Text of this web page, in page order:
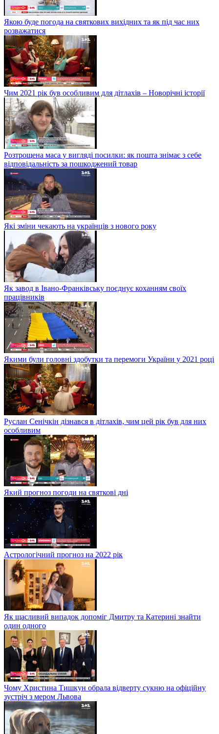
Якою буде погода на святкових вихідних та як під час них
розважатися
Чим 2021 рік був особливим для дітлахів – Новорічні історії
Розтрощена маса у вигляді посилки: як пошта знімає з себе
відповідальність за пошкоджений товар
Які зміни чекають на українців з нового року
Як завод в Івано-Франківську поєднує коханням своїх
працівників
Якими були головні здобутки та перемоги України у 2021 році
Руслан Сенічкін дізнався в дітлахів, чим цей рік був для них
особливим
Який прогноз погоди на святкові дні
Астрологічний прогноз на 2022 рік
Як щасливий випадок допоміг Дмитру та Катерині знайти
один одного
Чому Христина Тишкун обрала відверту сукню на офіційну
зустріч з мером Львова